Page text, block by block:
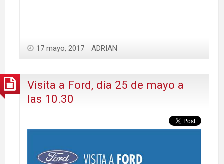
17 mayo, 2017 ADRIAN
Visita a Ford, día 25 de mayo a
las 10.30